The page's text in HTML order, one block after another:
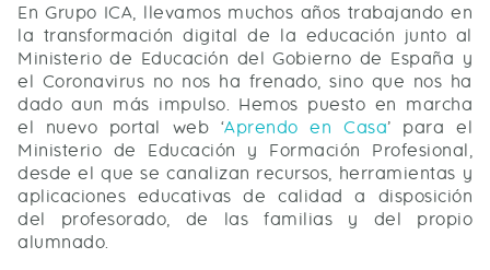
En Grupo ICA, llevamos muchos años trabajando en
la transformación digital de la educación junto al
Ministerio de Educación del Gobierno de España y
el Coronavirus no nos ha frenado, sino que nos ha
dado aun más impulso. Hemos puesto en marcha
el nuevo portal web ‘Aprendo en Casa’ para el
Ministerio de Educación y Formación Profesional,
desde el que se canalizan recursos, herramientas y
aplicaciones educativas de calidad a disposición
del profesorado, de las familias y del propio
alumnado.